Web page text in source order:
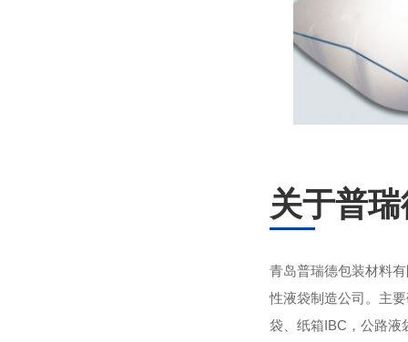
关于普
青岛普瑞德包装材料
性液袋制造公司。主
袋、纸箱IBC，公路液